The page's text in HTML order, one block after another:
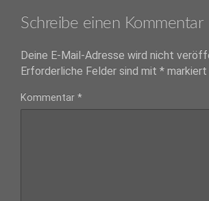
Schreibe einen Kommentar
Deine E-Mail-Adresse wird nicht
Erforderliche Felder sind mit * markiert
Kommentar *